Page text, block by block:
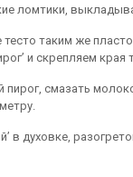
ломтики,
таким же
и скрепляем края
пирог, смазать
в духовке,